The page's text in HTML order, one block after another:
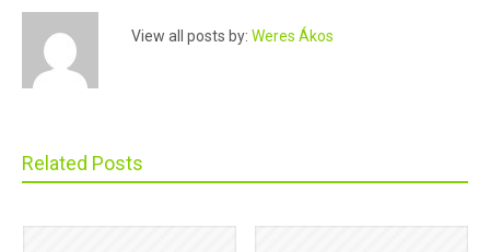
View all posts by: Weres Ákos
Related Posts